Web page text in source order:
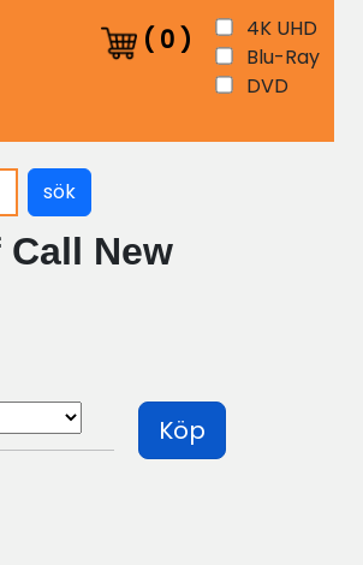
( 0 )
4K UHD
Blu-Ray
DVD
sök
New
Köp